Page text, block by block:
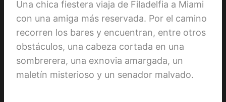
Una chica fiestera viaja de Filadelfia a Miami
con una amiga más reservada. Por el camino
recorren los bares y encuentran, entre otros
obstáculos, una cabeza cortada en una
sombrerera, una exnovia amargada, un
maletín misterioso y un senador malvado.